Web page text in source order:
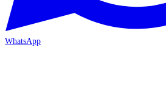
WhatsApp